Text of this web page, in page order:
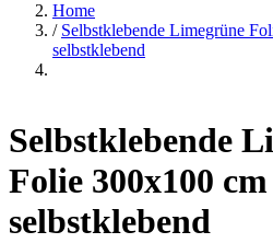
Home
/ Selbstklebende Limegrüne
selbstklebend
Selbstklebende
Folie 300x100
selbstklebend